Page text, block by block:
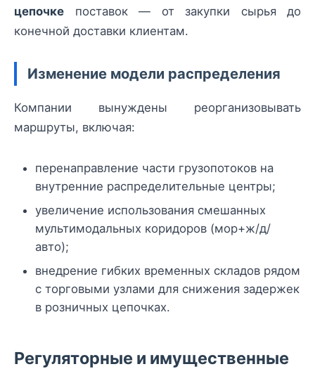
цепочке поставок — от закупки сырья до
конечной доставки клиентам.
Изменение модели распределения
Компании вынуждены реорганизовывать
маршруты, включая:
перенаправление части грузопотоков на
внутренние распределительные центры;
увеличение использования смешанных
мультимодальных коридоров (мор+ж/д/
авто);
внедрение гибких временных складов рядом
с торговыми узлами для снижения задержек
в розничных цепочках.
Регуляторные и имущественные